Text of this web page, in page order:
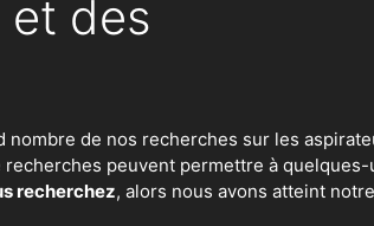
et des
nombre de nos recherches sur les
peuvent permettre à quelques-
recherchez, alors nous avons atteint notre